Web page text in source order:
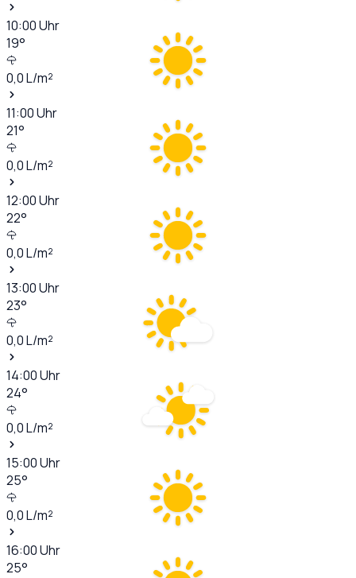
10:00Uhr
19°
0,0L/m²
11:00Uhr
21°
0,0L/m²
12:00Uhr
22°
0,0L/m²
13:00Uhr
23°
0,0L/m²
14:00Uhr
24°
0,0L/m²
15:00Uhr
25°
0,0L/m²
16:00Uhr
25°